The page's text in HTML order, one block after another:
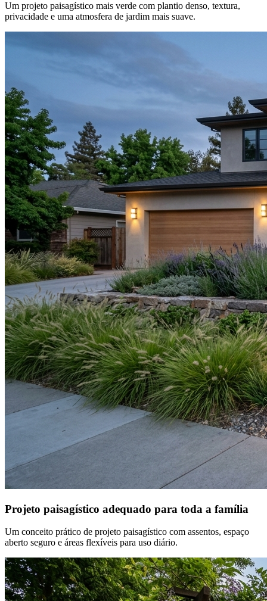
Um projeto paisagístico mais verde com plantio denso, textura,
privacidade e uma atmosfera de jardim mais suave.
Projeto paisagístico adequado para toda a família
Um conceito prático de projeto paisagístico com assentos, espaço
aberto seguro e áreas flexíveis para uso diário.